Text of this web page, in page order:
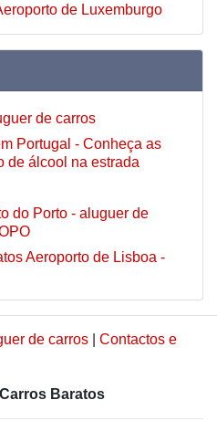
de Luxemburgo
de carros
Portugal - Conheça as
de álcool na estrada
do Porto - aluguer de
Aeroporto de Lisboa -
de carros
Contactos e
Baratos